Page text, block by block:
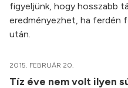
figyeljünk, hogy hosszabb
eredményezhet, ha ferdén
után.
2015. FEBRUÁR 20.
Tíz éve nem volt ilyen